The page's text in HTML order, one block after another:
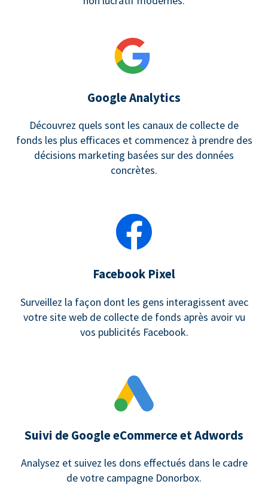
Google Analytics
Découvrez quels sont les canaux de collecte de
fonds les plus efficaces et commencez à prendre des
décisions marketing basées sur des données
concrètes.
Facebook Pixel
Surveillez la façon dont les gens interagissent avec
votre site web de collecte de fonds après avoir vu
vos publicités Facebook.
Suivi de Google eCommerce et Adwords
Analysez et suivez les dons effectués dans le cadre
de votre campagne Donorbox.